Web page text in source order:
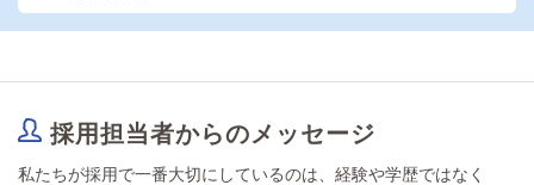
採用担当者からのメッセージ
私たちが採用で一番大切にしているのは、経験や学歴ではなく